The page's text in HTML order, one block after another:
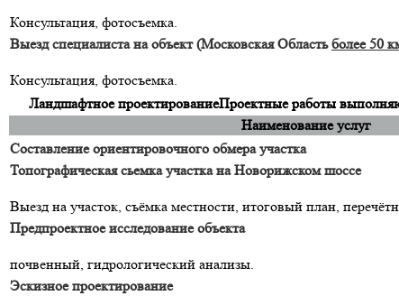
Консультация, фотосъемка.
Выезд специалиста на объект (Московская Областьболее 50
Консультация, фотосъемка.
Ландшафтное проектированиеПроектные работы
Наименование услуг
Составление ориентировочного обмера участка
Топографическая сьемка участка на Новорижском шоссе
Выезд на участок, съёмка местности, итоговый план,
Предпроектное исследование объекта
почвенный, гидрологический анализы.
Эскизное проектирование